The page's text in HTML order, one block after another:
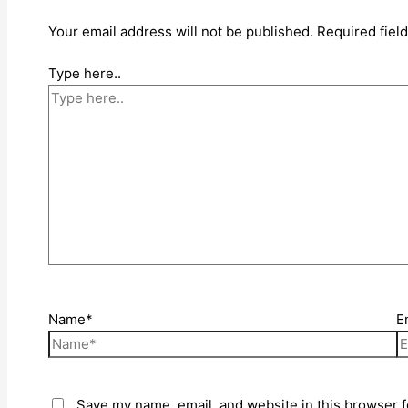
Your email address will not be published. Required
Type here..
Name*
Save my name, email, and website in this browser